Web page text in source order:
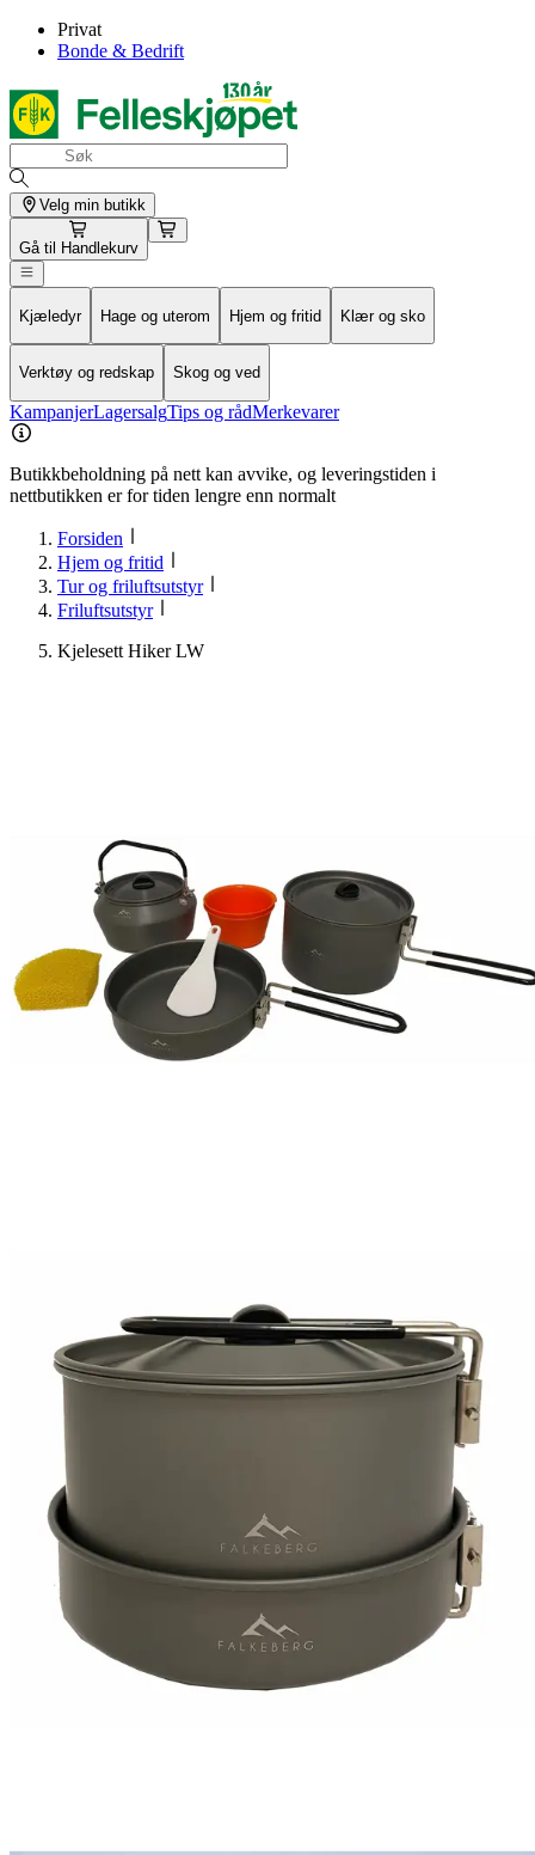
Privat
Bonde & Bedrift
Velg min butikk
Gå til Handlekurv
Kjæledyr Hage og uterom Hjem og fritid Klær og sko
Verktøy og redskap Skog og ved
KampanjerLagersalgTips og rådMerkevarer
Butikkbeholdning på nett kan avvike, og leveringstiden i
nettbutikken er for tiden lengre enn normalt
Forsiden
Hjem og fritid
Tur og friluftsutstyr
Friluftsutstyr
Kjelesett Hiker LW